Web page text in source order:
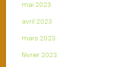
mai 2023
avril 2023
mars 2023
février 2023